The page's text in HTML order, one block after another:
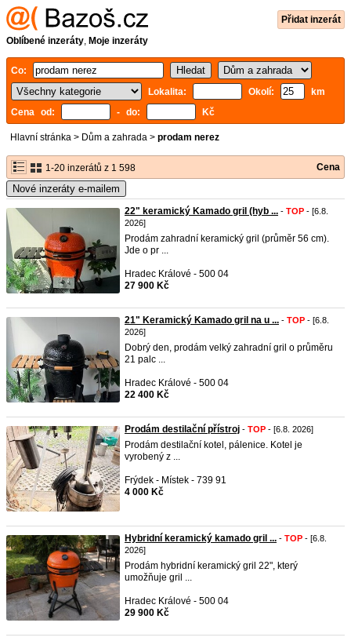
Přidat inzerát
Oblíbené inzeráty, Moje inzeráty
Co:
Lokalita:
Okolí:
km
Cena od:
- do: Kč
Hlavní stránka > Dům a zahrada > prodam nerez
1-20 inzerátů z 1 598 Cena
Nové inzeráty e-mailem
22" keramický Kamado gril (hyb ... - TOP - [6.8.
2026]
Prodám zahradní keramický gril (průměr 56 cm).
Jde o pr ...
Hradec Králové - 500 04
27 900 Kč
21" Keramický Kamado gril na u ... - TOP - [6.8.
2026]
Dobrý den, prodám velký zahradní gril o průměru
21 palc ...
Hradec Králové - 500 04
22 400 Kč
Prodám destilační přístroj - TOP - [6.8. 2026]
Prodám destilační kotel, pálenice. Kotel je
vyrobený z ...
Frýdek - Místek - 739 91
4 000 Kč
Hybridní keramický kamado gril ... - TOP - [6.8.
2026]
Prodám hybridní keramický gril 22", který
umožňuje gril ...
Hradec Králové - 500 04
29 900 Kč